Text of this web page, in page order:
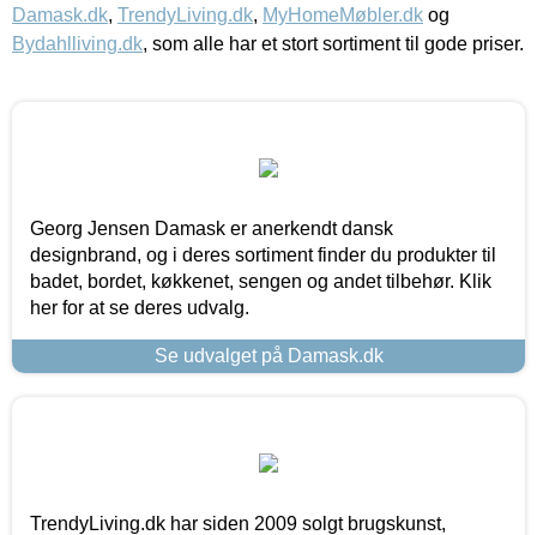
Damask.dk, TrendyLiving.dk, MyHomeMøbler.dk og
Bydahlliving.dk, som alle har et stort sortiment til gode priser.
Georg Jensen Damask er anerkendt dansk
designbrand, og i deres sortiment finder du produkter til
badet, bordet, køkkenet, sengen og andet tilbehør. Klik
her for at se deres udvalg.
Se udvalget på Damask.dk
TrendyLiving.dk har siden 2009 solgt brugskunst,